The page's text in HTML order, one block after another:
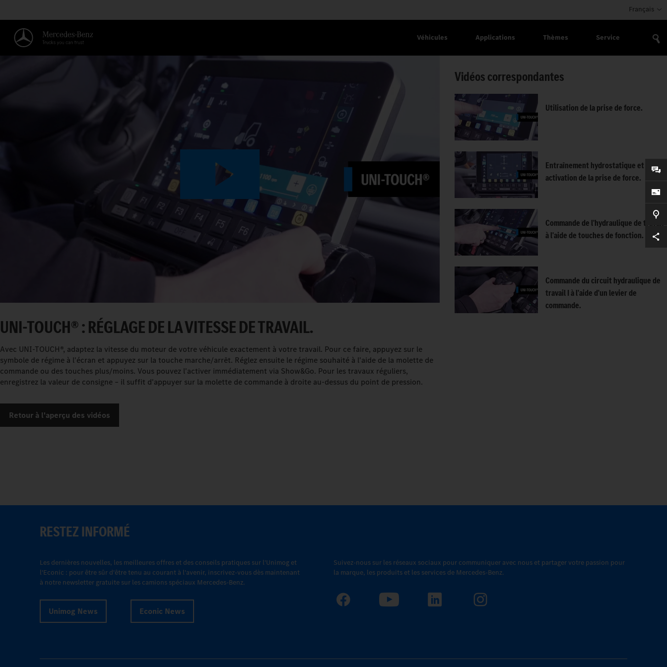
Français
Véhicules Applications Thèmes Service
RÉGLAGE DE LA VITESSE DE TRAVAIL.
Play
Video
UNI-TOUCH® : RÉGLAGE DE LA VITESSE DE TRAVAIL.
Avec UNI-TOUCH®, adaptez la vitesse du moteur de votre véhicule exactement à votre travail. Pour ce faire, appuyez sur le
symbole de régime à l'écran et appuyez sur la touche marche/arrêt. Réglez ensuite le régime souhaité à l'aide de la molette de
commande ou des touches plus/moins. Vous pouvez l'activer immédiatement via Show&Go. Pour les travaux réguliers,
enregistrez la valeur de consigne – il suffit d'appuyer sur la molette de commande à droite au-dessus du point de pression.
Retour à l'aperçu des vidéos
Vidéos correspondantes
Utilisation de la prise de force.
Entraînement hydrostatique et
activation de la prise de force.
Commande de l'hydraulique de travail
à l'aide de touches de fonction.
Commande du circuit hydraulique de
travail I à l'aide d'un levier de
commande.
RESTEZ INFORMÉ
Les dernières nouvelles, les meilleures offres et des conseils pratiques sur l'Unimog et
l'Econic : pour être sûr d'être tenu au courant à l'avenir, inscrivez-vous dès maintenant
à notre newsletter gratuite sur les camions spéciaux Mercedes-Benz.
Unimog News Econic News
Suivez-nous sur les réseaux sociaux pour communiquer avec nous et partager votre passion pour
la marque, les produits et les services de Mercedes-Benz.